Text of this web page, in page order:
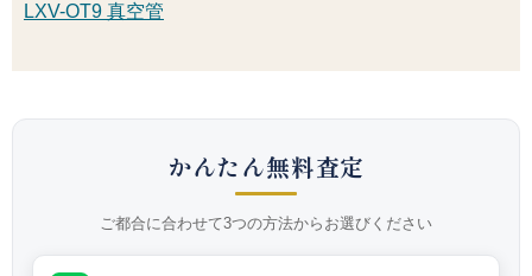
LXV-OT9 真空管
かんたん無料査定
ご都合に合わせて3つの方法からお選びください